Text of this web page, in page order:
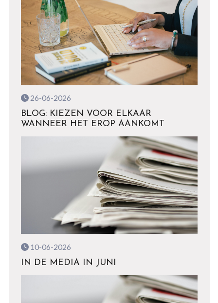
26-06-2026
BLOG: KIEZEN VOOR ELKAAR
WANNEER HET EROP AANKOMT
10-06-2026
IN DE MEDIA IN JUNI